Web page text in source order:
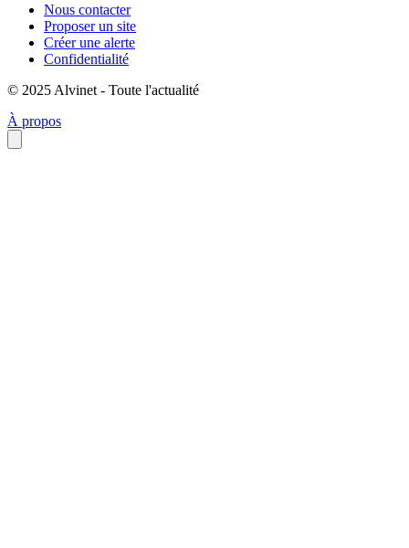
Nous contacter
Proposer un site
Créer une alerte
Confidentialité
© 2025 Alvinet - Toute l'actualité
À propos